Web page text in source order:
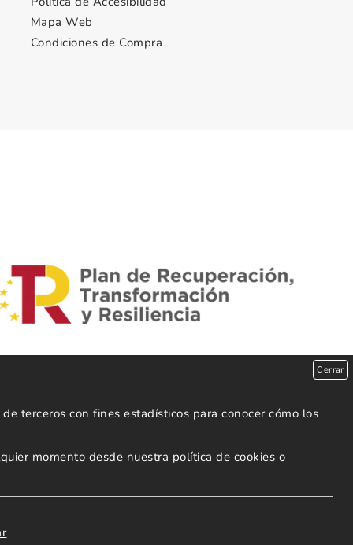
Mapa Web
Condiciones de Compra
Cerrar
terceros con fines estadísticos para conocer cómo los
momento desde nuestra política de cookies o